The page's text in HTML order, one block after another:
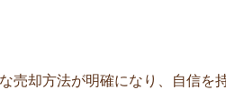
却方法が明確になり、自信を